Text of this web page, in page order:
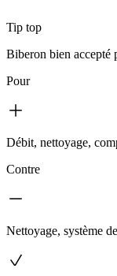
Tip top
Biberon bien accepté
Pour
Débit, nettoyage,
Contre
Nettoyage, système